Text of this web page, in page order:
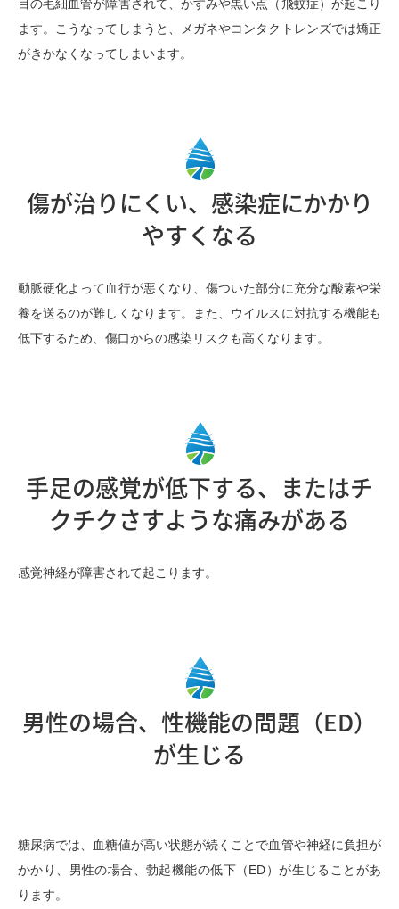
目の毛細血管が障害されて、かすみや黒い点（飛蚊症）が起こり
ます。こうなってしまうと、メガネやコンタクトレンズでは矯正
がきかなくなってしまいます。
傷が治りにくい、感染症にかかり
やすくなる
動脈硬化よって血行が悪くなり、傷ついた部分に充分な酸素や栄
養を送るのが難しくなります。また、ウイルスに対抗する機能も
低下するため、傷口からの感染リスクも高くなります。
手足の感覚が低下する、またはチ
クチクさすような痛みがある
感覚神経が障害されて起こります。
男性の場合、性機能の問題（ED）
が生じる
糖尿病では、血糖値が高い状態が続くことで血管や神経に負担が
かかり、男性の場合、勃起機能の低下（ED）が生じることがあ
ります。